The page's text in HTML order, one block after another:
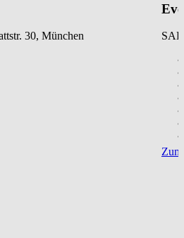
30, München